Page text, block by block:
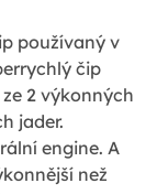
používaný v
čip
2 výkonných
jader.
engine. A
než